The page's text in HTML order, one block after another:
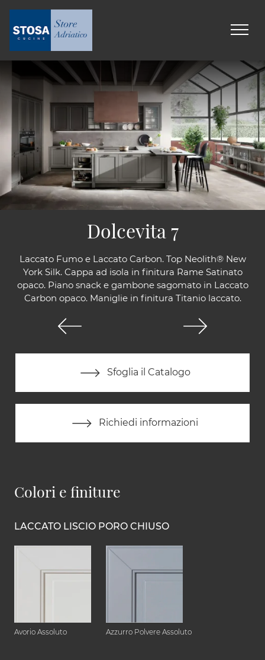
Laccato Fumo e Laccato Carbon. Top Neolith® New
York Silk. Cappa ad isola in finitura Rame Satinato
opaco. Piano snack e gambone sagomato in Laccato
Carbon opaco. Maniglie in finitura Titanio laccato.
Sfoglia il Catalogo
Richiedi informazioni
Dolcevita 7
Colori e finiture
LACCATO LISCIO PORO CHIUSO
Avorio Assoluto Azzurro Polvere Assoluto